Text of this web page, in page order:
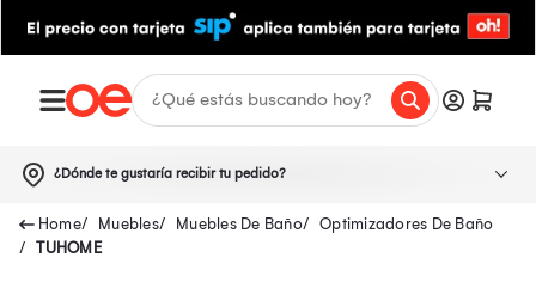
¿Dónde te gustaría recibir tu pedido?
Muebles Muebles De Baño
Optimizadores De Baño
TUHOME